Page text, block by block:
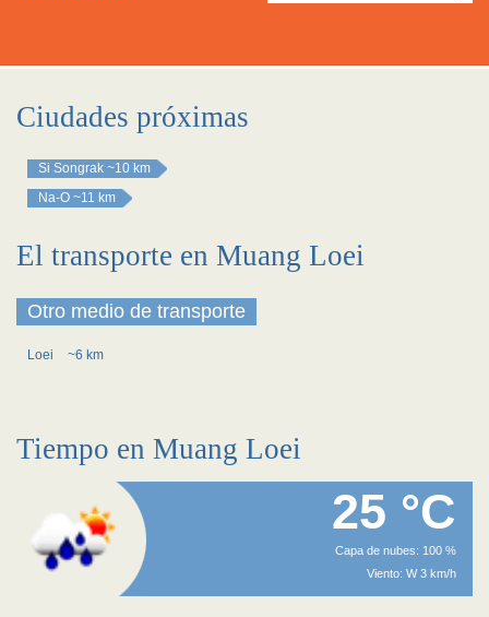
Ciudades próximas
Si Songrak ~10 km
Na-O ~11 km
El transporte en Muang Loei
Otro medio de transporte
Loei ~6 km
Tiempo en Muang Loei
25 °C
Capa de nubes: 100 %
Viento: W 3 km/h